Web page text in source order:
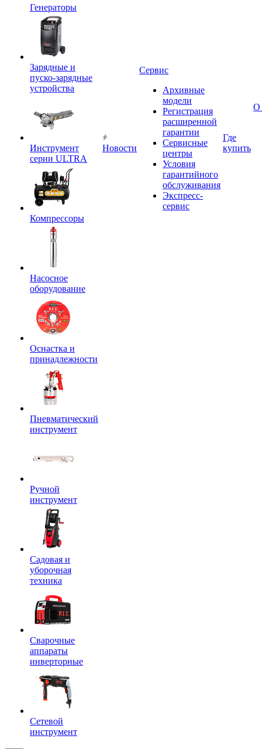
Генераторы
Зарядные и
пуско-зарядные
устройства
Инструмент
серии ULTRA
Компрессоры
Насосное
оборудование
Оснастка и
принадлежности
Пневматический
инструмент
Ручной
инструмент
Садовая и
уборочная
техника
Сварочные
аппараты
инверторные
Сетевой
инструмент
Новости
Сервис
Архивные
модели
Регистрация
расширенной
гарантии
Сервисные
центры
Условия
гарантийного
обслуживания
Экспресс-
сервис
Где
купить
О